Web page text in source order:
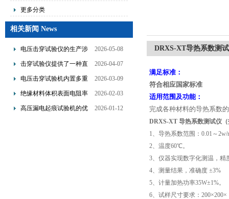
更多分类
相关新闻 News
电压击穿试验仪的生产涉
及了多个技术领域的整合
2026-05-08
击穿试验仪提供了一种直
观且量化的评估手段
2026-04-07
电压击穿试验机内置多重
保护机制可避免操作风险
2026-03-09
绝缘材料体积表面电阻率
测试仪是基于欧姆定律设
2026-02-03
高压漏电起痕试验机的优
2026-01-12
DRXS-XT导热系数测
满足标准：
符合相应国家标准
适用范围及功能：
完成各种材料的导热系数
DRXS-XT 导热系数测试仪
1、导热系数范围： 0.01 ～2w/
2、温度60℃。
3、仪器实现数字化测温，精
4、测量结果，准确度 ±3%
5、计量加热功率35W±1%。
6、试样尺寸要求： 200×200×